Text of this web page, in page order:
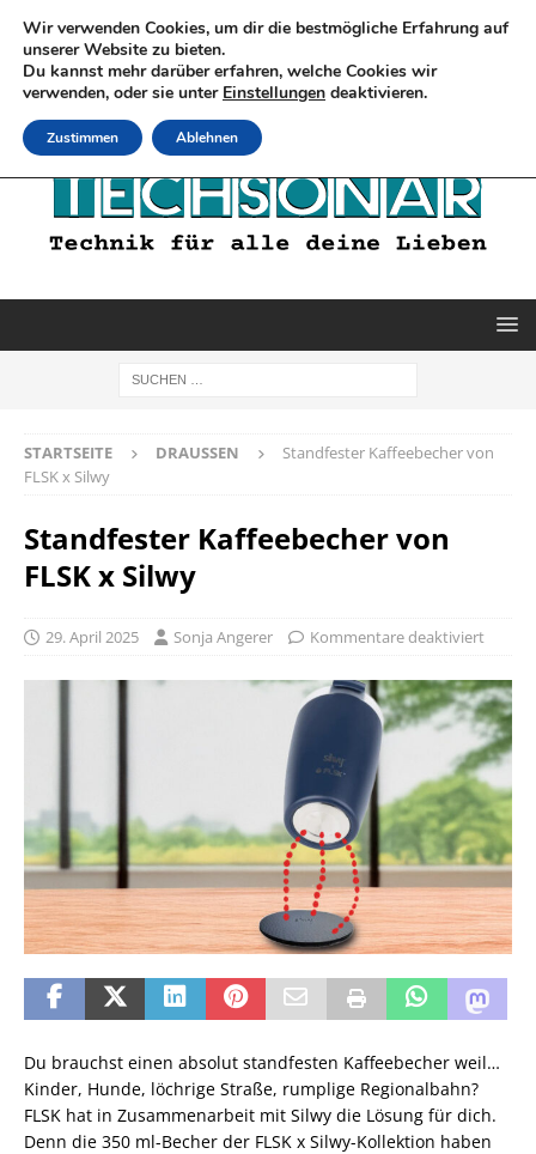
STARTSEITE DRAUSSEN
Standfester Kaffeebecher von
FLSK x Silwy
Standfester Kaffeebecher von
FLSK x Silwy
29. April 2025 Sonja Angerer Kommentare deaktiviert
Du brauchst einen absolut standfesten Kaffeebecher weil…
Kinder, Hunde, löchrige Straße, rumplige Regionalbahn?
FLSK hat in Zusammenarbeit mit Silwy die Lösung für dich.
Denn die 350 ml-Becher der FLSK x Silwy-Kollektion haben
Wir verwenden Cookies, um dir die bestmögliche Erfahrung auf
unserer Website zu bieten.
Du kannst mehr darüber erfahren, welche Cookies wir
verwenden, oder sie unter Einstellungen deaktivieren.
Zustimmen Ablehnen